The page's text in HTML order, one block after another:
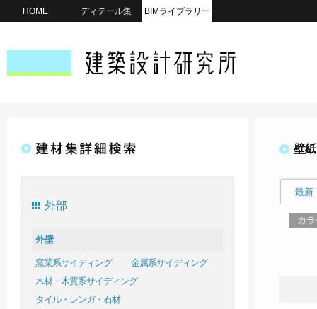
HOME ディテール集 BIMライブラリー
外部
外壁
窯業系サイディング
金属系サイディング
木材・木質系サイディング
タイル・レンガ・石材
壁
最新
カ